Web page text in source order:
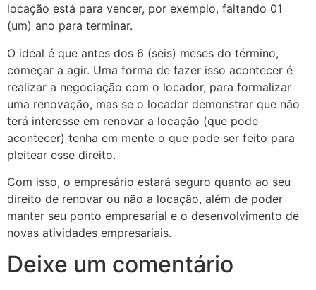
locação está para vencer, por exemplo, faltando 01
(um) ano para terminar.
O ideal é que antes dos 6 (seis) meses do término,
começar a agir. Uma forma de fazer isso acontecer é
realizar a negociação com o locador, para formalizar
uma renovação, mas se o locador demonstrar que não
terá interesse em renovar a locação (que pode
acontecer) tenha em mente o que pode ser feito para
pleitear esse direito.
Com isso, o empresário estará seguro quanto ao seu
direito de renovar ou não a locação, além de poder
manter seu ponto empresarial e o desenvolvimento de
novas atividades empresariais.
Deixe um comentário